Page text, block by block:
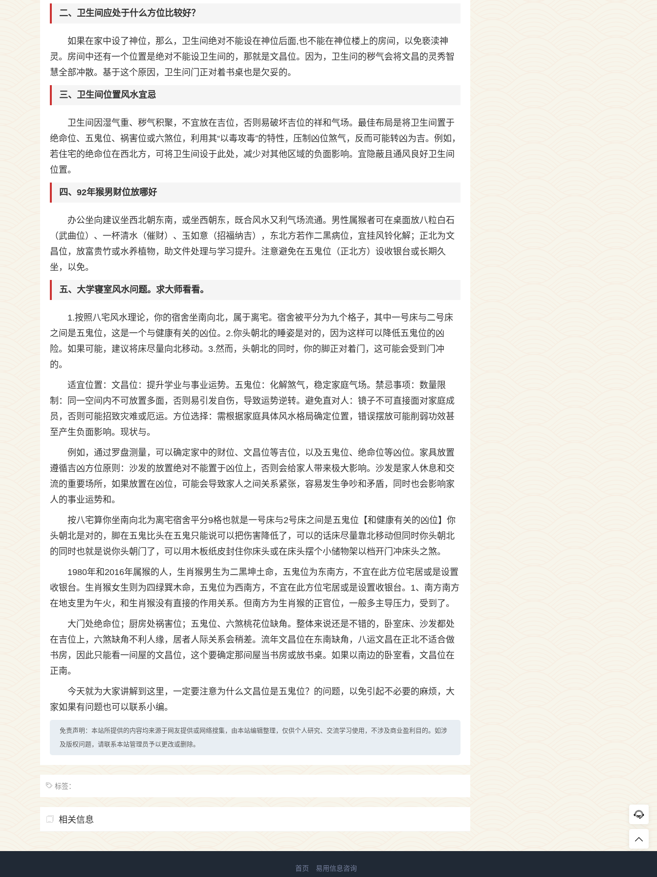
二、卫生间应处于什么方位比较好？
如果在家中设了神位，那么，卫生间绝对不能设在神位后面,也不能在神位楼上的房间，以免亵渎神
灵。房间中还有一个位置是绝对不能设卫生间的，那就是文昌位。因为，卫生问的秽气会将文昌的灵秀智
慧全部冲散。基于这个原因，卫生问门正对着书桌也是欠妥的。
三、卫生间位置风水宜忌
卫生间因湿气重、秽气积聚，不宜放在吉位，否则易破坏吉位的祥和气场。最佳布局是将卫生间置于
绝命位、五鬼位、祸害位或六煞位，利用其“以毒攻毒”的特性，压制凶位煞气，反而可能转凶为吉。例如，
若住宅的绝命位在西北方，可将卫生间设于此处，减少对其他区域的负面影响。宜隐蔽且通风良好卫生间
位置。
四、92年猴男财位放哪好
办公坐向建议坐西北朝东南，或坐西朝东，既合风水又利气场流通。男性属猴者可在桌面放八粒白石
（武曲位）、一杯清水（催财）、玉如意（招福纳吉），东北方若作二黑病位，宜挂风铃化解；正北为文
昌位，放富贵竹或水养植物，助文件处理与学习提升。注意避免在五鬼位（正北方）设收银台或长期久
坐，以免。
五、大学寝室风水问题。求大师看看。
1.按照八宅风水理论，你的宿舍坐南向北，属于离宅。宿舍被平分为九个格子，其中一号床与二号床
之间是五鬼位，这是一个与健康有关的凶位。2.你头朝北的睡姿是对的，因为这样可以降低五鬼位的凶
险。如果可能，建议将床尽量向北移动。3.然而，头朝北的同时，你的脚正对着门，这可能会受到门冲
的。
适宜位置：文昌位：提升学业与事业运势。五鬼位：化解煞气，稳定家庭气场。禁忌事项：数量限
制：同一空间内不可放置多面，否则易引发自伤，导致运势逆转。避免直对人：镜子不可直接面对家庭成
员，否则可能招致灾难或厄运。方位选择：需根据家庭具体风水格局确定位置，错误摆放可能削弱功效甚
至产生负面影响。现状与。
例如，通过罗盘测量，可以确定家中的财位、文昌位等吉位，以及五鬼位、绝命位等凶位。家具放置
遵循吉凶方位原则：沙发的放置绝对不能置于凶位上，否则会给家人带来极大影响。沙发是家人休息和交
流的重要场所，如果放置在凶位，可能会导致家人之间关系紧张，容易发生争吵和矛盾，同时也会影响家
人的事业运势和。
按八宅算你坐南向北为离宅宿舍平分9格也就是一号床与2号床之间是五鬼位【和健康有关的凶位】你
头朝北是对的，脚在五鬼比头在五鬼只能说可以把伤害降低了，可以的话床尽量靠北移动但同时你头朝北
的同时也就是说你头朝门了，可以用木板纸皮封住你床头或在床头摆个小储物架以档开门冲床头之煞。
1980年和2016年属猴的人，生肖猴男生为二黑坤土命，五鬼位为东南方，不宜在此方位宅居或是设置
收银台。生肖猴女生则为四绿巽木命，五鬼位为西南方，不宜在此方位宅居或是设置收银台。1、南方南方
在地支里为午火，和生肖猴没有直接的作用关系。但南方为生肖猴的正官位，一般多主导压力，受到了。
大门处绝命位；厨房处祸害位；五鬼位、六煞桃花位缺角。整体来说还是不错的，卧室床、沙发都处
在吉位上，六煞缺角不利人缘，居者人际关系会稍差。流年文昌位在东南缺角，八运文昌在正北不适合做
书房，因此只能看一间屋的文昌位，这个要确定那间屋当书房或放书桌。如果以南边的卧室看，文昌位在
正南。
今天就为大家讲解到这里，一定要注意为什么文昌位是五鬼位？的问题，以免引起不必要的麻烦，大
家如果有问题也可以联系小编。
免责声明：本站所提供的内容均来源于网友提供或网络搜集，由本站编辑整理，仅供个人研究、交流学习使用，不涉及商业盈利目的。如涉
及版权问题，请联系本站管理员予以更改或删除。
标签：
相关信息
首页 易用信息咨询